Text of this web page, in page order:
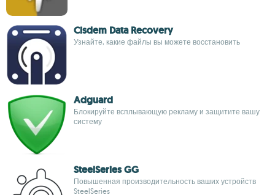
Cisdem Data Recovery
Узнайте, какие файлы вы можете восстановить
Adguard
Блокируйте всплывающую рекламу и защитите вашу
систему
SteelSeries GG
Повышенная производительность ваших устройств
SteelSeries